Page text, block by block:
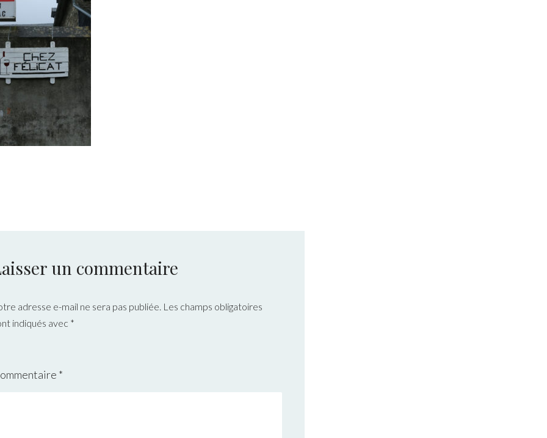
un commentaire
adresse e-mail ne sera pas publiée. Les champs obligatoires
indiqués avec *
*